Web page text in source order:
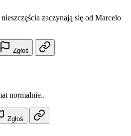
zaczynają się od Marcelo
Zgłoś
normalnie..
Zgłoś